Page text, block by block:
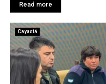
Read more
Cayastá